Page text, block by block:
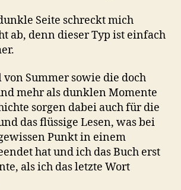
Seite schreckt mich
ab, denn dieser Typ ist einfach
Summer sowie die doch
mehr als dunklen Momente
sorgen dabei auch für die
das flüssige Lesen, was bei
Punkt in einem
hat und ich das Buch erst
als ich das letzte Wort